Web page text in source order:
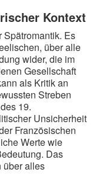
Kontext
Spätromantik. Es
über alle
wider, die im
Gesellschaft
als Kritik an
Streben
19.
Unsicherheit
Französischen
Werte wie
Das
über alles